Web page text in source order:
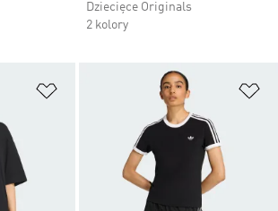
Dziecięce Originals
2 kolory
Dodaj do listy życzeń